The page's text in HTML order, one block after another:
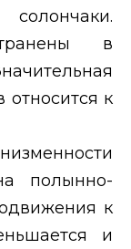
в
относится к
полынно-
к
и